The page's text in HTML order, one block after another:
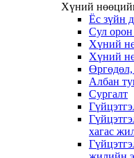
Хүний
Ёс зүйн
Сул
Хүний
Хүний
Албан
Сургалт
хагас